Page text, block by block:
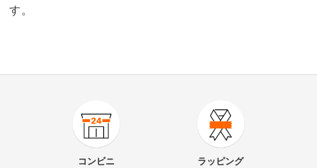
す。
900-LE11-71
Magnia/マグニア シートマット 約46cm×46cm
コンビニ
ラッピング